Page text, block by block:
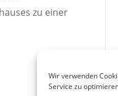
Wir verwenden
Service zu
zu einer